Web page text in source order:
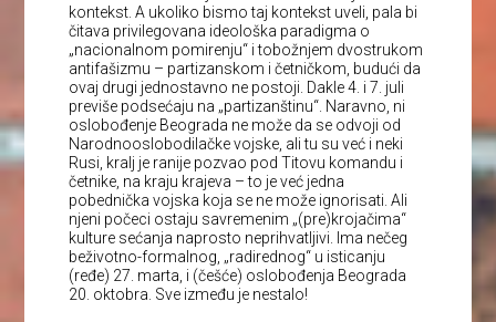
kontekst. A ukoliko bismo taj kontekst uveli, pala bi
čitava privilegovana ideološka paradigma o
„nacionalnom pomirenju“ i tobožnjem dvostrukom
antifašizmu – partizanskom i četničkom, budući da
ovaj drugi jednostavno ne postoji. Dakle 4. i 7. juli
previše podsećaju na „partizanštinu“. Naravno, ni
oslobođenje Beograda ne može da se odvoji od
Narodnooslobodilačke vojske, ali tu su već i neki
Rusi, kralj je ranije pozvao pod Titovu komandu i
četnike, na kraju krajeva – to je već jedna
pobednička vojska koja se ne može ignorisati. Ali
njeni počeci ostaju savremenim „(pre)krojačima“
kulture sećanja naprosto neprihvatljivi. Ima nečeg
beživotno-formalnog, „radirednog“ u isticanju
(ređe) 27. marta, i (češće) oslobođenja Beograda
20. oktobra. Sve između je nestalo!